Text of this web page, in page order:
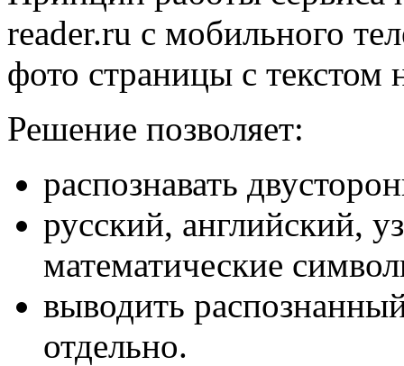
reader.ru с мобильного
фото страницы с текстом
Решение позволяет:
распознавать
русский, английский,
математические
выводить
отдельно.